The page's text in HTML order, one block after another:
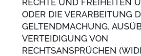
ODER DIE VERARBEITUNG
GELTENDMACHUNG,
VERTEIDIGUNG VON
RECHTSANSPRÜCHEN